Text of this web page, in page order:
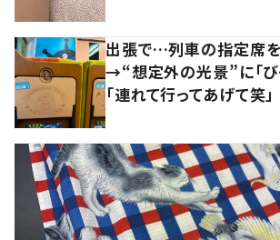
出張で…列車の指定席
→“想定外の光景”に「び
「連れて行ってあげて笑」